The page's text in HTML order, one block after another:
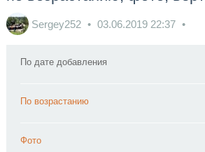
Sergey252 03.06.2019 22:37
По дате добавления
По возрастанию
Фото